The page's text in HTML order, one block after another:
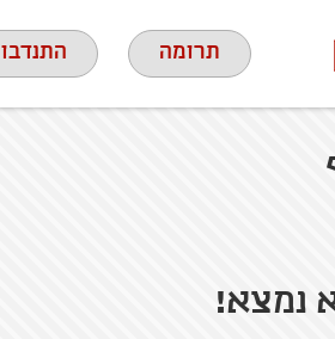
תרומה התנדבו
נמצא!